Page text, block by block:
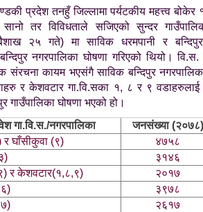
प्रदेश तनहुँ जिल्लामा पर्यटकीय महत्त्व बोकेर
तर विविधताले सजिएको सुन्दर
२५ गते) मा साविक धरमपानी र
नगरपालिका घोषणा गरिएको थियो।
संरचना कायम भएसंगै साविक बन्दिपुर
र केशवटार गा.वि.सका १, ८ र ९ वडाहरुलाई
गाउँपालिका घोषणा भएको हो।
गा.वि.स./नगरपालिका
जनसंख्या (२०७८)
र घाँसीकुवा (९)
४७५८
३१४६
र केशवटार(१,८,९)
२०१७
३९७८
२६१७